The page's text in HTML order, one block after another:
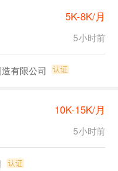
5K-8K/月
5小时前
有限公司
10K-15K/月
5小时前